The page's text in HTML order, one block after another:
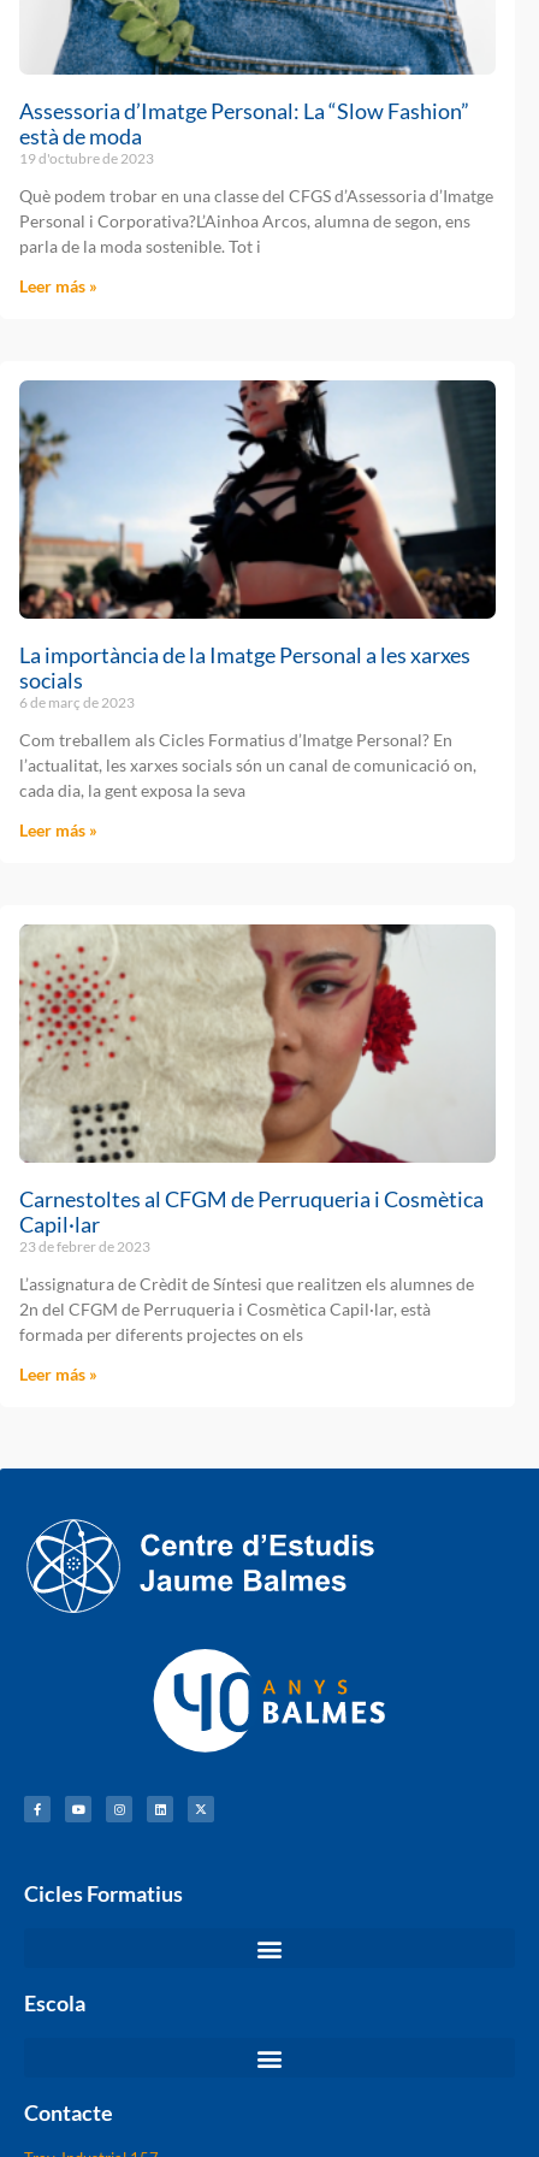
Assessoria d’Imatge Personal: La “Slow Fashion”
està de moda
19 d'octubre de 2023
Què podem trobar en una classe del CFGS d’Assessoria d’Imatge
Personal i Corporativa?L’Ainhoa Arcos, alumna de segon, ens
parla de la moda sostenible. Tot i
Leer más »
La importància de la Imatge Personal a les xarxes
socials
6 de març de 2023
Com treballem als Cicles Formatius d’Imatge Personal? En
l’actualitat, les xarxes socials són un canal de comunicació on,
cada dia, la gent exposa la seva
Leer más »
Carnestoltes al CFGM de Perruqueria i Cosmètica
Capil·lar
23 de febrer de 2023
L’assignatura de Crèdit de Síntesi que realitzen els alumnes de
2n del CFGM de Perruqueria i Cosmètica Capil·lar, està
formada per diferents projectes on els
Leer más »
Cicles Formatius
Escola
Contacte